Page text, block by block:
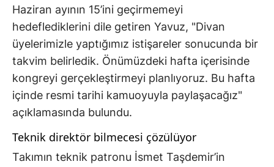
Haziran ayının 15’ini geçirmemeyi
hedeflediklerini dile getiren Yavuz, "Divan
üyelerimizle yaptığımız istişareler sonucunda bir
takvim belirledik. Önümüzdeki hafta içerisinde
kongreyi gerçekleştirmeyi planlıyoruz. Bu hafta
içinde resmi tarihi kamuoyuyla paylaşacağız"
açıklamasında bulundu.
Teknik direktör bilmecesi çözülüyor
Takımın teknik patronu İsmet Taşdemir’in